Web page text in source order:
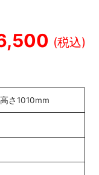
さ1010mm